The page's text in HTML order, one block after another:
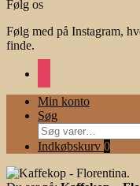
Følg os
Følg med på Instagram,
finde.
Min konto
Søg
Søg
efter:
Indkøbskurv 0